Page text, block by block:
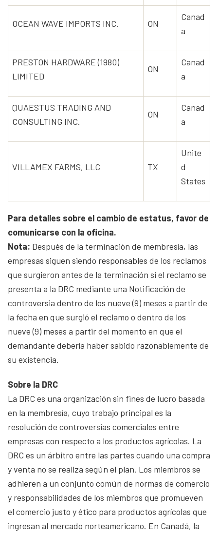
OCEAN WAVE IMPORTS INC. ON
Canad
a
PRESTON HARDWARE (1980)
LIMITED
ON
Canad
a
QUAESTUS TRADING AND
CONSULTING INC.
ON
Canad
a
VILLAMEX FARMS, LLC TX
Unite
d
States
Para detalles sobre el cambio de estatus, favor de
comunicarse con la oficina.
Nota: Después de la terminación de membresía, las
empresas siguen siendo responsables de los reclamos
que surgieron antes de la terminación si el reclamo se
presenta a la DRC mediante una Notificación de
controversia dentro de los nueve (9) meses a partir de
la fecha en que surgió el reclamo o dentro de los
nueve (9) meses a partir del momento en que el
demandante debería haber sabido razonablemente de
su existencia.
Sobre la DRC
La DRC es una organización sin fines de lucro basada
en la membresía, cuyo trabajo principal es la
resolución de controversias comerciales entre
empresas con respecto a los productos agrícolas. La
DRC es un árbitro entre las partes cuando una compra
y venta no se realiza según el plan. Los miembros se
adhieren a un conjunto común de normas de comercio
y responsabilidades de los miembros que promueven
el comercio justo y ético para productos agrícolas que
ingresan al mercado norteamericano. En Canadá, la